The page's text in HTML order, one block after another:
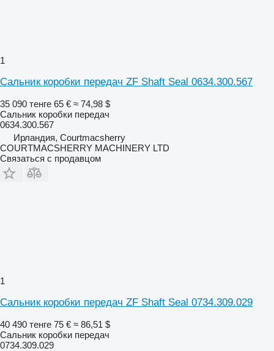
1
Сальник коробки передач ZF Shaft Seal 0634.300.567
35 090 тенге 65 € ≈ 74,98 $
Сальник коробки передач
0634.300.567
Ирландия, Courtmacsherry
COURTMACSHERRY MACHINERY LTD
Связаться с продавцом
1
Сальник коробки передач ZF Shaft Seal 0734.309.029
40 490 тенге 75 € ≈ 86,51 $
Сальник коробки передач
0734.309.029